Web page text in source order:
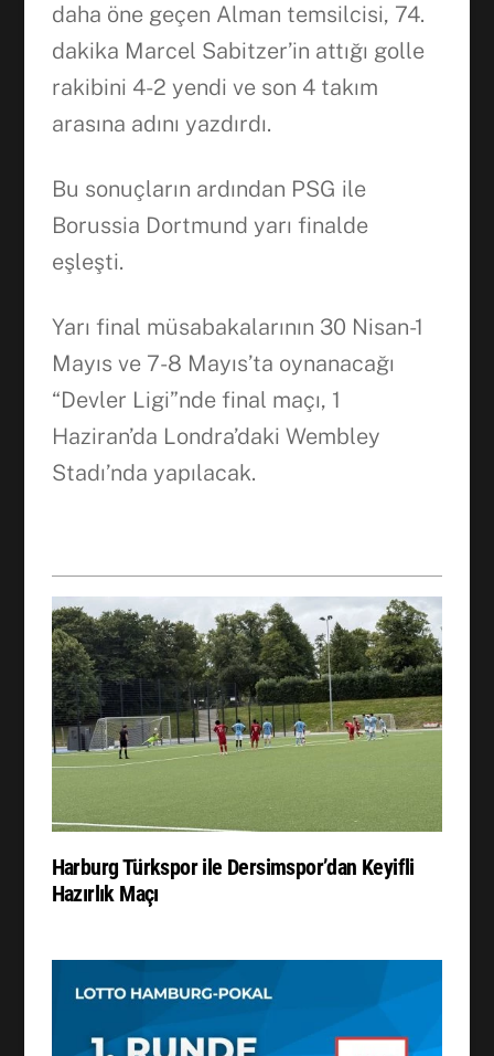
daha öne geçen Alman temsilcisi, 74.
dakika Marcel Sabitzer’in attığı golle
rakibini 4-2 yendi ve son 4 takım
arasına adını yazdırdı.
Bu sonuçların ardından PSG ile
Borussia Dortmund yarı finalde
eşleşti.
Yarı final müsabakalarının 30 Nisan-1
Mayıs ve 7-8 Mayıs’ta oynanacağı
“Devler Ligi”nde final maçı, 1
Haziran’da Londra’daki Wembley
Stadı’nda yapılacak.
Harburg Türkspor ile Dersimspor’dan Keyifli
Hazırlık Maçı